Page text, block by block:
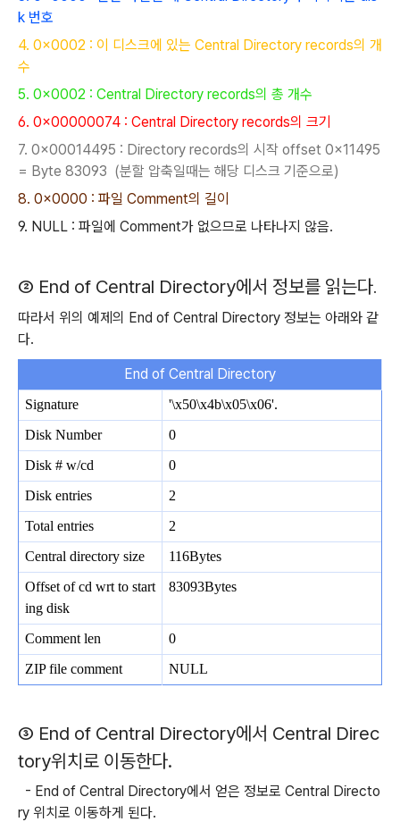
k 번호
4. 0x0002 : 이 디스크에 있는 Central Directory records의 개
수
5. 0x0002 : Central Directory records의 총 개수
6. 0x00000074 : Central Directory records의 크기
7. 0x00014495 : Directory records의 시작 offset 0x11495
= Byte 83093 (분할 압축일때는 해당 디스크 기준으로)
8. 0x0000 : 파일 Comment의 길이
9. NULL : 파일에 Comment가 없으므로 나타나지 않음.
② End of Central Directory에서 정보를 읽는다.
따라서 위의 예제의 End of Central Directory 정보는 아래와 같
다.
End of Central Directory
Signature
'\x50\x4b\x05\x06'.
Disk Number
0
Disk # w/cd
0
Disk entries
2
Total entries
2
Central directory size
116Bytes
Offset of cd wrt to start
ing disk
83093Bytes
Comment len
0
ZIP file comment
NULL
③ End of Central Directory에서 Central Direc
tory위치로 이동한다.
- End of Central Directory에서 얻은 정보로 Central Directo
ry 위치로 이동하게 된다.